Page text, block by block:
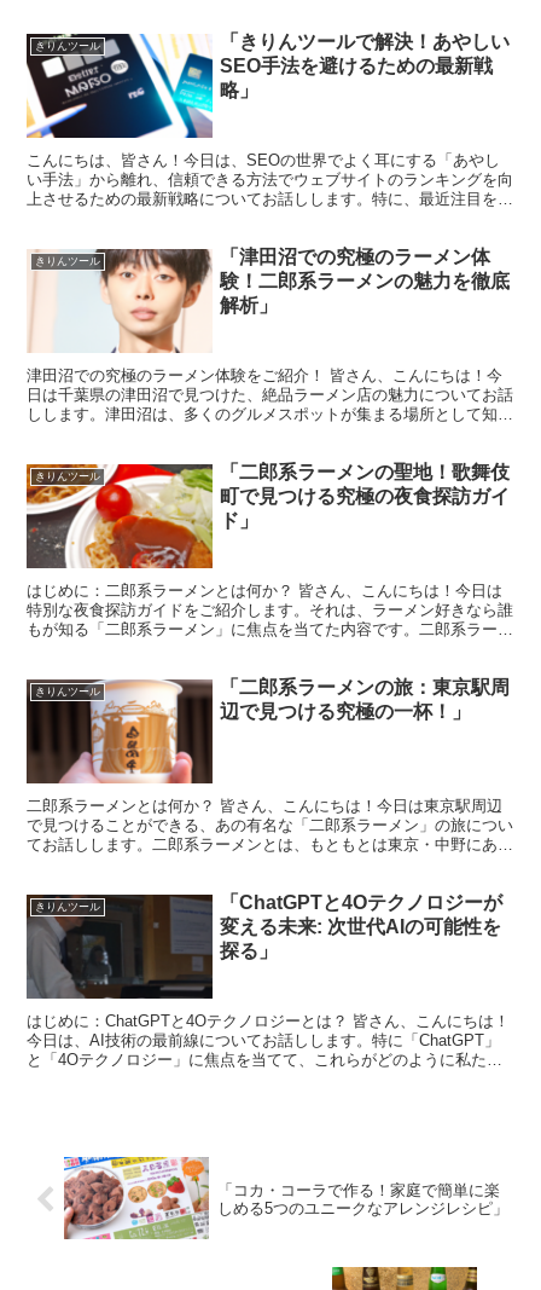
きりんツール
「きりんツールで解決！あやしい
SEO手法を避けるための最新戦
略」
こんにちは、皆さん！今日は、SEOの世界でよく耳にする「あやし
い手法」から離れ、信頼できる方法でウェブサイトのランキングを向
上させるための最新戦略についてお話しします。特に、最近注目を集
きりんツール
「津田沼での究極のラーメン体
験！二郎系ラーメンの魅力を徹底
解析」
津田沼での究極のラーメン体験をご紹介！ 皆さん、こんにちは！今
日は千葉県の津田沼で見つけた、絶品ラーメン店の魅力についてお話
しします。津田沼は、多くのグルメスポットが集まる場所として知ら
きりんツール
「二郎系ラーメンの聖地！歌舞伎
町で見つける究極の夜食探訪ガイ
ド」
はじめに：二郎系ラーメンとは何か？ 皆さん、こんにちは！今日は
特別な夜食探訪ガイドをご紹介します。それは、ラーメン好きなら誰
もが知る「二郎系ラーメン」に焦点を当てた内容です。二郎系ラーメ
きりんツール
「二郎系ラーメンの旅：東京駅周
辺で見つける究極の一杯！」
二郎系ラーメンとは何か？ 皆さん、こんにちは！今日は東京駅周辺
で見つけることができる、あの有名な「二郎系ラーメン」の旅につい
てお話しします。二郎系ラーメンとは、もともとは東京・中野にある
きりんツール
「ChatGPTと4Oテクノロジーが
変える未来: 次世代AIの可能性を
探る」
はじめに：ChatGPTと4Oテクノロジーとは？ 皆さん、こんにちは！
今日は、AI技術の最前線についてお話しします。特に「ChatGPT」
と「4Oテクノロジー」に焦点を当てて、これらがどのように私たち
「コカ・コーラで作る！家庭で簡単に楽
しめる5つのユニークなアレンジレシピ」